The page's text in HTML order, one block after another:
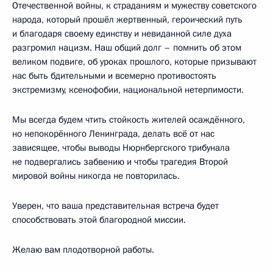
Отечественной войны, к страданиям и мужеству советского
народа, который прошёл жертвенный, героический путь
и благодаря своему единству и невиданной силе духа
разгромил нацизм. Наш общий долг – помнить об этом
великом подвиге, об уроках прошлого, которые призывают
нас быть бдительными и всемерно противостоять
экстремизму, ксенофобии, национальной нетерпимости.
Мы всегда будем чтить стойкость жителей осаждённого,
но непокорённого Ленинграда, делать всё от нас
зависящее, чтобы выводы Нюрнбергского трибунала
не подвергались забвению и чтобы трагедия Второй
мировой войны никогда не повторилась.
Уверен, что ваша представительная встреча будет
способствовать этой благородной миссии.
Желаю вам плодотворной работы.